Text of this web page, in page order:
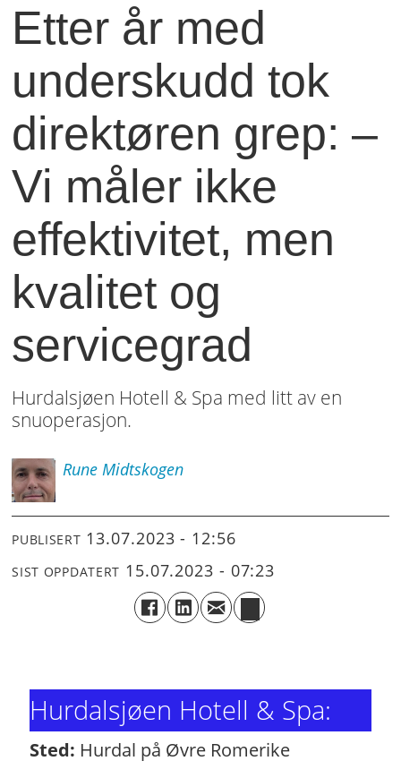
Etter år med
underskudd tok
direktøren grep: –
Vi måler ikke
effektivitet, men
kvalitet og
servicegrad
Hurdalsjøen Hotell & Spa med litt av en
snuoperasjon.
Rune Midtskogen
PUBLISERT 13.07.2023 - 12:56
SIST OPPDATERT 15.07.2023 - 07:23
Hurdalsjøen Hotell & Spa:
Sted: Hurdal på Øvre Romerike